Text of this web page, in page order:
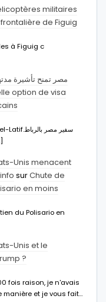
militaires
de Figuig
à Figuig c
مصر تمنح تأشيرة
option de visa
ووفقا
Unis menacent
surChute de
en moins
du Polisario en
Unis et le
?
fois raison, je n'avais
et je vous fait…